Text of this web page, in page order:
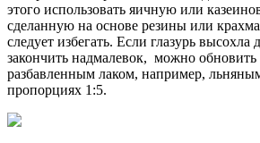
этого использовать яичную или
сделанную на основе резины или
следует избегать. Если глазурь высохла
закончить надмалевок, можно обновить
разбавленным лаком, например,
пропорциях 1:5.